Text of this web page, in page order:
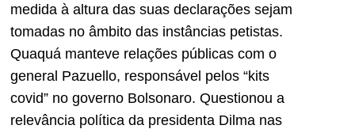
medida à altura das suas declarações sejam
tomadas no âmbito das instâncias petistas.
Quaquá manteve relações públicas com o
general Pazuello, responsável pelos “kits
covid” no governo Bolsonaro. Questionou a
relevância política da presidenta Dilma nas